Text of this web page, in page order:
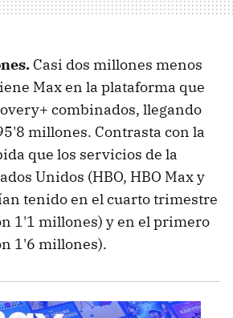
Casi dos millones menos
Max en la plataforma que
combinados, llegando
millones. Contrasta con la
que los servicios de la
Unidos (HBO, HBO Max y
tenido en el cuarto trimestre
1'1 millones) y en el primero
1'6 millones).